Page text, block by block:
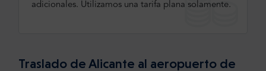
adicionales. Utilizamos una tarifa plana solamente.
Traslado de Alicante al aeropuerto de